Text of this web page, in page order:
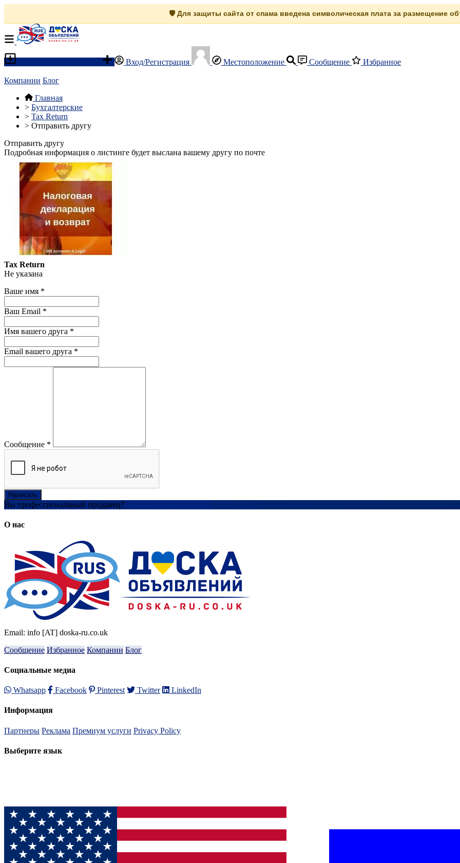
🛡️ Для защиты сайта от спама введена символическая плата за размещение
Вход/Регистрация Местоположение Сообщение Избранное
Компании Блог
Главная
> Бухгалтерские
> Tax Return
> Отправить другу
Отправить другу
Подробная информация о листинге будет выслана вашему другу по почте
Tax Return
Не указана
Ваше имя *
Ваш Email *
Имя вашего друга *
Email вашего друга *
Сообщение *
Написать
Вы профессиональный продавец?
О нас
Email: info [AT] doska-ru.co.uk
Сообщение Избранное Компании Блог
Социальные медиа
Whatsapp Facebook Pinterest Twitter LinkedIn
Информация
Партнеры Реклама Премиум услуги Privacy Policy
Выберите язык